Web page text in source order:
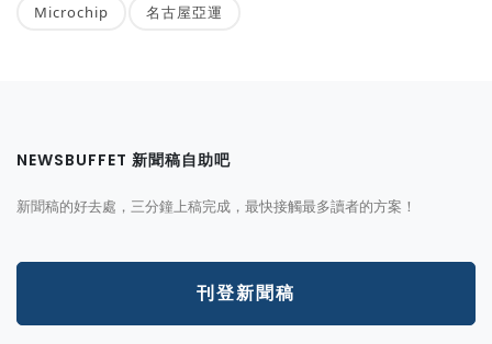
Microchip 名古屋亞運
NEWSBUFFET 新聞稿自助吧
新聞稿的好去處，三分鐘上稿完成，最快接觸最多讀者的方案！
刊登新聞稿